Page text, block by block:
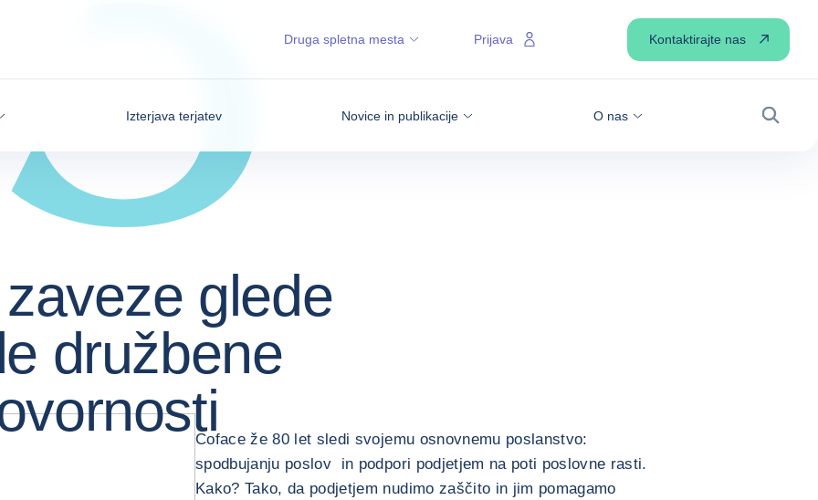
Izterjava terjatev Novice in publikacije O nas
Iskanje
Druga spletna mesta Prijava Kontaktirajte nas
glede
družbene
Coface že 80 let sledi svojemu osnovnemu poslanstvo:
spodbujanju poslov in podpori podjetjem na poti poslovne rasti.
Kako? Tako, da podjetjem nudimo zaščito in jim pomagamo